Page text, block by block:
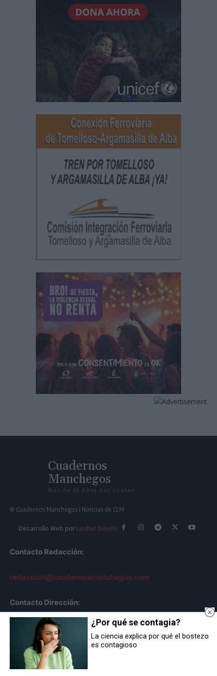
Cuadernos
Manchegos
Más de 45 Años nos avalan
© Cuadernos Manchegos | Noticias de CLM
Desarrollo Web por Leubur Diseño
Contacto Redacción:
redaccion@cuadernosmanchegos.com
Contacto Dirección:
info@cuadernosmanchegos.com
¿Por qué se contagia?
La ciencia explica por qué el bostezo
es contagioso